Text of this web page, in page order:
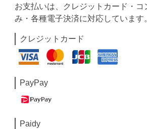
お支払いは、クレジットカード・コ
み・各種電子決済に対応しています
クレジットカード
PayPay
Paidy